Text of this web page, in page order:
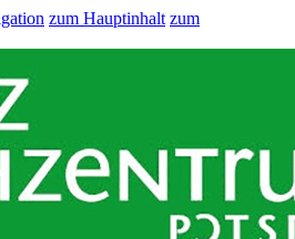
zum Hauptinhalt zum